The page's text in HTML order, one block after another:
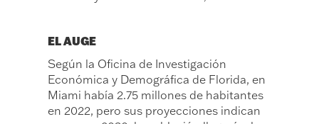
EL AUGE
Según la Oficina de Investigación
Económica y Demográfica de Florida, en
Miami había 2.75 millones de habitantes
en 2022, pero sus proyecciones indican